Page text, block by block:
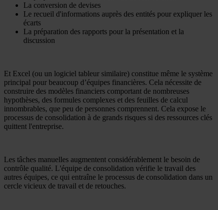
La conversion de devises
Le recueil d'informations auprès des entités pour expliquer les
écarts
La préparation des rapports pour la présentation et la
discussion
Et Excel (ou un logiciel tableur similaire) constitue même le système
principal pour beaucoup d’équipes financières. Cela nécessite de
construire des modèles financiers comportant de nombreuses
hypothèses, des formules complexes et des feuilles de calcul
innombrables, que peu de personnes comprennent. Cela expose le
processus de consolidation à de grands risques si des ressources clés
quittent l'entreprise.
Les tâches manuelles augmentent considérablement le besoin de
contrôle qualité. L'équipe de consolidation vérifie le travail des
autres équipes, ce qui entraîne le processus de consolidation dans un
cercle vicieux de travail et de retouches.